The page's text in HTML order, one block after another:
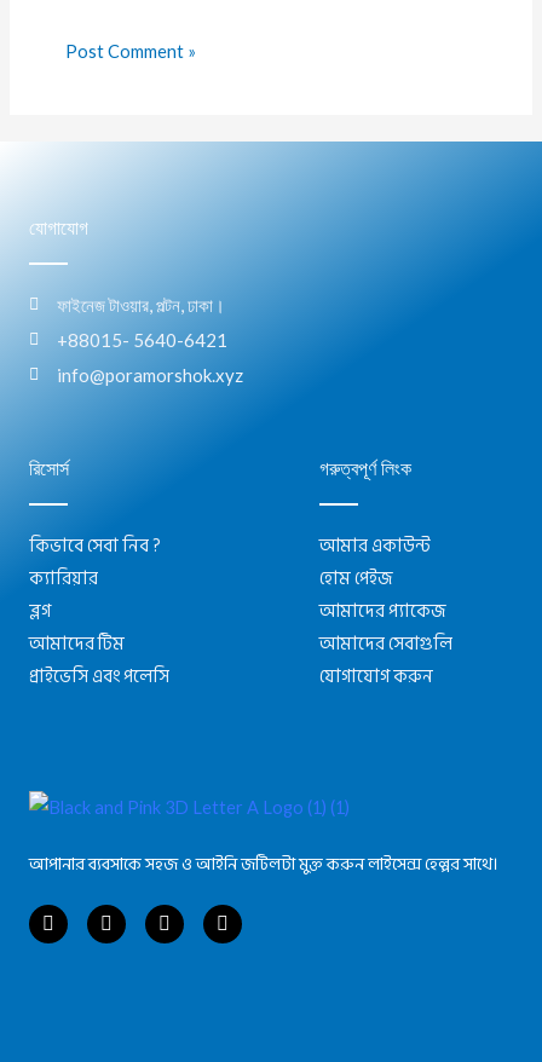
আপানার ব্যবসাকে সহজ ও আইনি জটিলটা মুক্ত করুন লাইসেন্স হেল্পর সাথে।
গরুত্বপূর্ণ লিংক
আমার একাউন্ট
হোম পেইজ
আমাদের প্যাকেজ
আমাদের সেবাগুলি
যোগাযোগ করুন
রিসোর্স
কিভাবে সেবা নিব ?
ক্যারিয়ার
ব্লগ
আমাদের টিম
প্রাইভেসি এবং পলেসি
যোগাযোগ
ফাইনেজ টাওয়ার, পল্টন, ঢাকা।
+88015- 5640-6421
info@poramorshok.xyz